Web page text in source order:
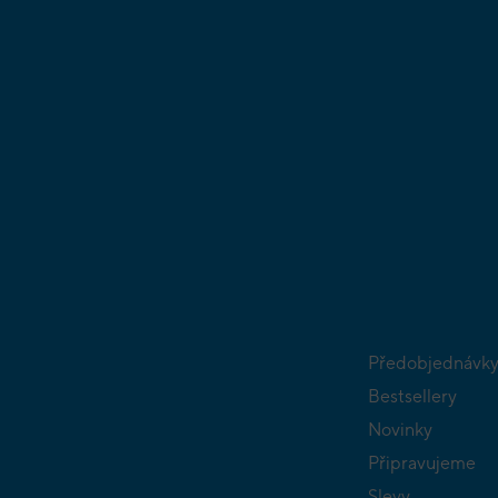
Předobjednávky
Bestsellery
Novinky
Připravujeme